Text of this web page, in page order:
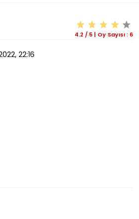
4.2 / 5 | Oy Sayısı : 6
22:16